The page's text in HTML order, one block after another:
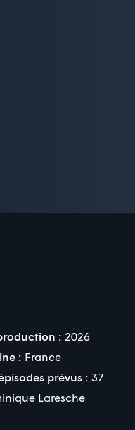
: 2026
: France
prévus : 37
Laresche